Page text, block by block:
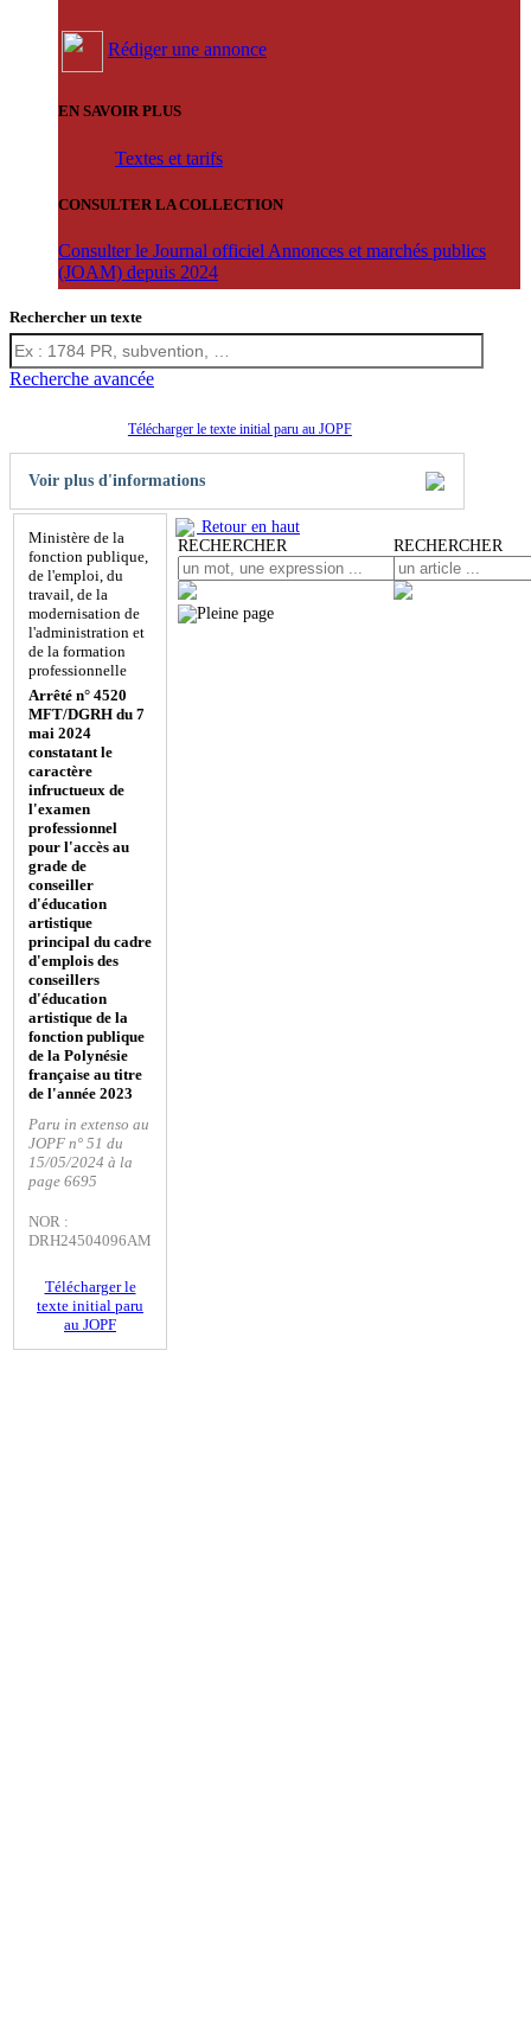
Rédiger une annonce
EN SAVOIR PLUS
Textes et tarifs
CONSULTER LA COLLECTION
Consulter le Journal officiel Annonces et marchés publics
(JOAM) depuis 2024
Rechercher un texte
Recherche avancée
Télécharger le texte initial paru au JOPF
Voir plus d'informations
Ministère de la
fonction publique,
de l'emploi, du
travail, de la
modernisation de
l'administration et
de la formation
professionnelle
Arrêté n° 4520
MFT/DGRH du 7
mai 2024
constatant le
caractère
infructueux de
l'examen
professionnel
pour l'accès au
grade de
conseiller
d'éducation
artistique
principal du cadre
d'emplois des
conseillers
d'éducation
artistique de la
fonction publique
de la Polynésie
française au titre
de l'année 2023
Paru in extenso au
JOPF n° 51 du
15/05/2024 à la
page 6695
NOR :
DRH24504096AM
Télécharger le
texte initial paru
au JOPF
Retour en haut
RECHERCHER
RECHERCHER